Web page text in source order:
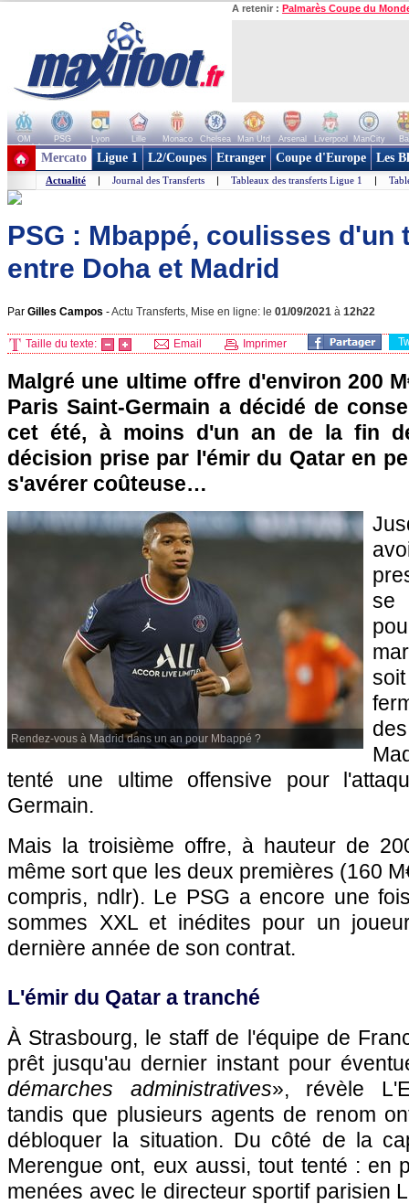
A retenir : Palmarès Coupe du
OM PSG Lyon Lille Monaco Chelsea Man Utd Arsenal Liverpool ManCity
+ de clubs
Mercato Ligue 1 L2/Coupes Etranger Coupe d'Europe Les
Actualité | Journal des Transferts | Tableaux des transferts Ligue 1 |
PSG : Mbappé, coulisses
entre Doha et Madrid
Par Gilles Campos -Actu Transferts, Mise en ligne: le 01/09/2021 à 12h22
Taille du texte: Email Imprimer
Malgré une ultime offre d'environ 200
Paris Saint-Germain a décidé de
cet été, à moins d'un an de la fin
décision prise par l'émir du Qatar en
s'avérer coûteuse…
Rendez-vous à Madrid dans un an pour Mbappé ?
se
tenté une ultime offensive pour
Germain.
Mais la troisième offre, à hauteur de
même sort que les deux premières (160
compris, ndlr). Le PSG a encore une
sommes XXL et inédites pour un
dernière année de son contrat.
L'émir du Qatar a tranché
À Strasbourg, le staff de l'équipe de
prêt jusqu'au dernier instant pour
démarches administratives», révèle
tandis que plusieurs agents de renom
débloquer la situation. Du côté de la
Merengue ont, eux aussi, tout tenté : en
menées avec le directeur sportif parisien